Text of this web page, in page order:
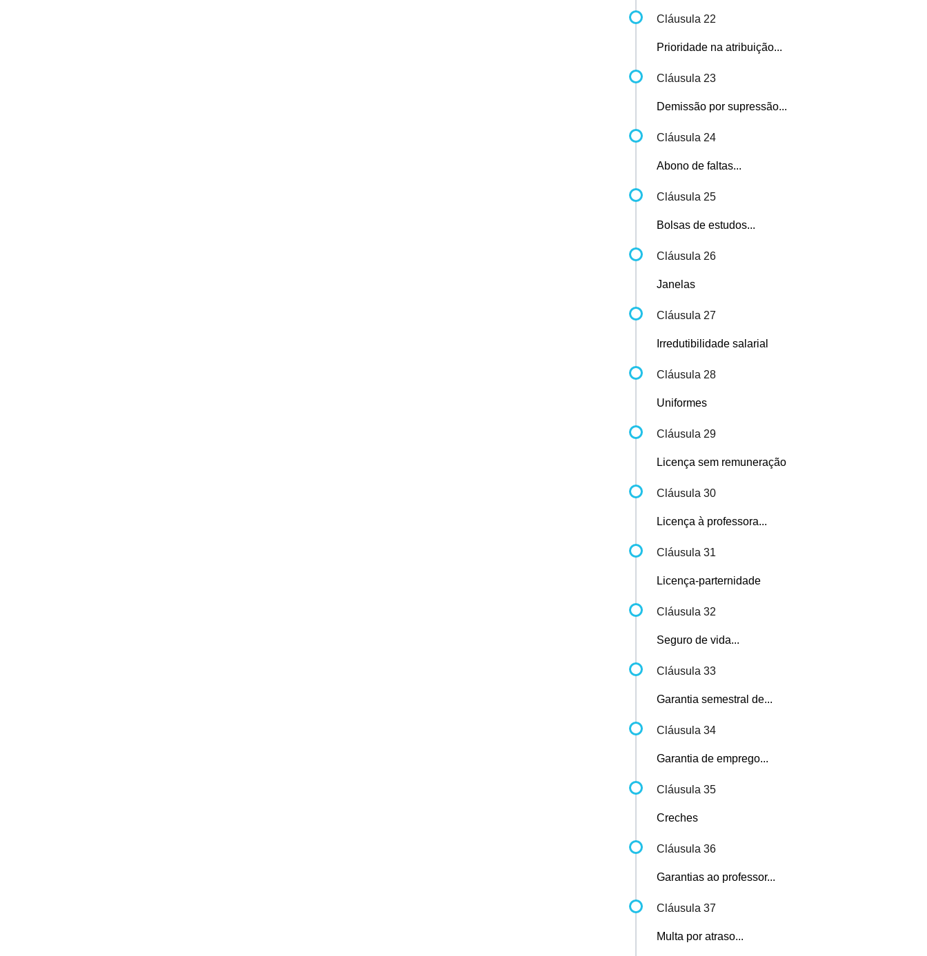
Cláusula 22
Prioridade na atribuição...
Cláusula 23
Demissão por supressão...
Cláusula 24
Abono de faltas...
Cláusula 25
Bolsas de estudos...
Cláusula 26
Janelas
Cláusula 27
Irredutibilidade salarial
Cláusula 28
Uniformes
Cláusula 29
Licença sem remuneração
Cláusula 30
Licença à professora...
Cláusula 31
Licença-parternidade
Cláusula 32
Seguro de vida...
Cláusula 33
Garantia semestral de...
Cláusula 34
Garantia de emprego...
Cláusula 35
Creches
Cláusula 36
Garantias ao professor...
Cláusula 37
Multa por atraso...